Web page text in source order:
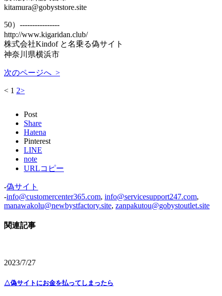
kitamura@gobyststore.site
50）----------------
http://www.kigaridan.club/
株式会社Kindof と名乗る偽サイト
神奈川県横浜市
次のページへ >
< 1 2>
Post
Share
Hatena
Pinterest
LINE
note
URLコピー
-偽サイト
-info@customercenter365.com, info@servicesupport247.com,
manawakolu@newbystfactory.site, zanpakutou@gobystoutlet.site
関連記事
2023/7/27
△偽サイトにお金を払ってしまったら